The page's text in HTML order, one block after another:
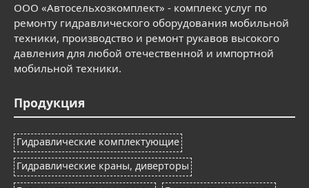
ООО «Автосельхозкомплект» - комплекс услуг по
ремонту гидравлического оборудования мобильной
техники, производство и ремонт рукавов высокого
давления для любой отечественной и импортной
мобильной техники.
Продукция
Гидравлические комплектующие
Гидравлические краны, диверторы